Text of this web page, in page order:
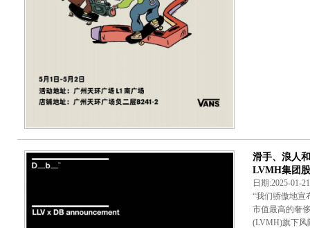
滑手、浪人
LVMH集团
日期:2025-
“我们骄傲地宣
市值最高的奢
(LVMH)旗下风